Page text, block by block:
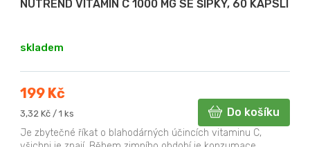
NUTREND VITAMÍN C 1000 MG SE ŠÍPKY, 60 KAPSLÍ
skladem
199 Kč
Měrná
3,32 Kč / 1 ks Do košíku
Je zbytečné říkat o blahodárných účincích vitaminu C,